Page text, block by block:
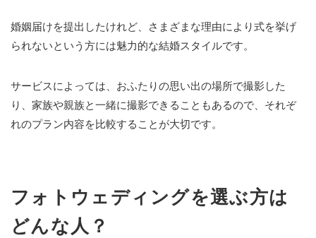
婚姻届けを提出したけれど、さまざまな理由により式を挙げ
られないという方には魅力的な結婚スタイルです。
サービスによっては、おふたりの思い出の場所で撮影した
り、家族や親族と一緒に撮影できることもあるので、それぞ
れのプラン内容を比較することが大切です。
フォトウェディングを選ぶ方は
どんな人？